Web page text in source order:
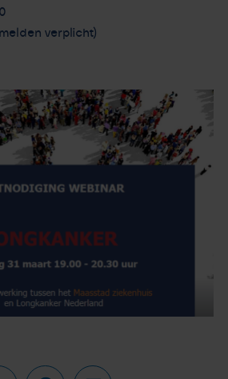
verplicht)